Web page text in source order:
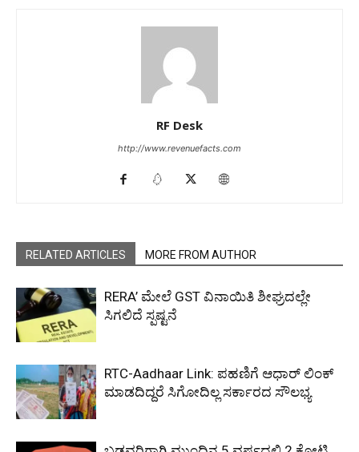
RF Desk
http://www.revenuefacts.com
RELATED ARTICLES MORE FROM AUTHOR
RERA’ ಮೇಲೆ GST ವಿನಾಯಿತಿ ಶೀಘ್ರದಲ್ಲೇ
ಸಿಗಲಿದೆ ಸ್ಪಷ್ಟನೆ
RTC-Aadhaar Link: ಪಹಣಿಗೆ ಆಧಾರ್ ಲಿಂಕ್
ಮಾಡದಿದ್ದರೆ ಸಿಗೋದಿಲ್ಲ ಸರ್ಕಾರದ ಸೌಲಭ್ಯ